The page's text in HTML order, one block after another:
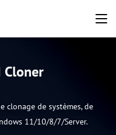
Cloner
clonage de systèmes, de
11/10/8/7/Server.